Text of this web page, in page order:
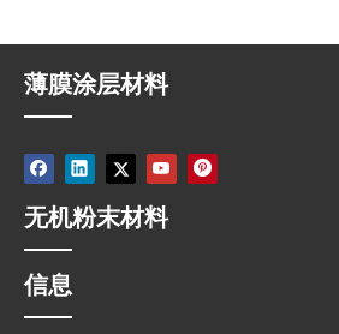
薄膜涂层材料
无机粉末材料
信息